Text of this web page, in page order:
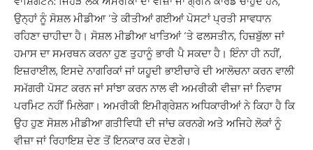
ਉਨ੍ਹਾਂ ਨੂੰ ਸੋਸ਼ਲ ਮੀਡੀਆ ‘ਤੇ ਕੀਤੀਆਂ ਗਈਆਂ ਪੋਸਟਾਂ ਪ੍ਰਤੀ ਸਾਵਧਾਨ
ਰਹਿਣਾ ਚਾਹੀਦਾ ਹੈ। ਸੋਸ਼ਲ ਮੀਡੀਆ ਖਾਤਿਆਂ ‘ਤੇ ਫਲਸਤੀਨ, ਹਿਜ਼ਬੁੱਲਾ ਜਾਂ
ਹਮਾਸ ਦਾ ਸਮਰਥਨ ਕਰਨਾ ਹੁਣ ਤੁਹਾਨੂੰ ਭਾਰੀ ਪੈ ਸਕਦਾ ਹੈ। ਇੰਨਾ ਹੀ ਨਹੀਂ,
ਇਜ਼ਰਾਈਲ, ਇਸਦੇ ਨਾਗਰਿਕਾਂ ਜਾਂ ਯਹੂਦੀ ਭਾਈਚਾਰੇ ਦੀ ਆਲੋਚਨਾ ਕਰਨ ਵਾਲੀ
ਸਮੱਗਰੀ ਪੋਸਟ ਕਰਨ ਜਾਂ ਸਾਂਝਾ ਕਰਨ ਨਾਲ ਵੀ ਅਮਰੀਕੀ ਵੀਜ਼ਾ ਜਾਂ ਨਿਵਾਸ
ਪਰਮਿਟ ਨਹੀਂ ਮਿਲੇਗਾ। ਅਮਰੀਕੀ ਇਮੀਗ੍ਰੇਸ਼ਨ ਅਧਿਕਾਰੀਆਂ ਨੇ ਕਿਹਾ ਹੈ ਕਿ
ਉਹ ਹੁਣ ਸੋਸ਼ਲ ਮੀਡੀਆ ਗਤੀਵਿਧੀ ਦੀ ਜਾਂਚ ਕਰਨਗੇ ਅਤੇ ਅਜਿਹੇ ਲੋਕਾਂ ਨੂੰ
ਵੀਜ਼ਾ ਜਾਂ ਰਿਹਾਇਸ਼ ਦੇਣ ਤੋਂ ਇਨਕਾਰ ਕਰ ਦੇਣਗੇ।